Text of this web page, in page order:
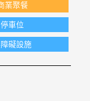
業聚餐
停車位
礙設施